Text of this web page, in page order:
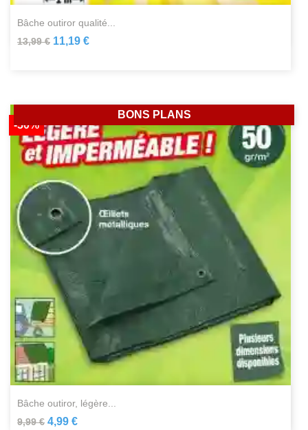
bâche outiror qualité...
13,99 € 11,19 €
bâche outiror, légère...
9,99 €
-50%
4,99 €
BONS PLANS